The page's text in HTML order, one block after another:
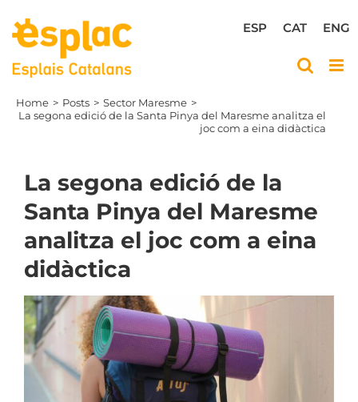
content
ENG
CAT
ESP
Home Posts
Sector Maresme
La segona edició de la Santa Pinya del Maresme analitza el
joc com a eina didàctica
La segona edició de la
Santa Pinya del Maresme
analitza el joc com a eina
didàctica
View
Larger
Image